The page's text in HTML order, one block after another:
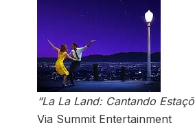
“La La Land: Cantando
Via Summit Entertainment